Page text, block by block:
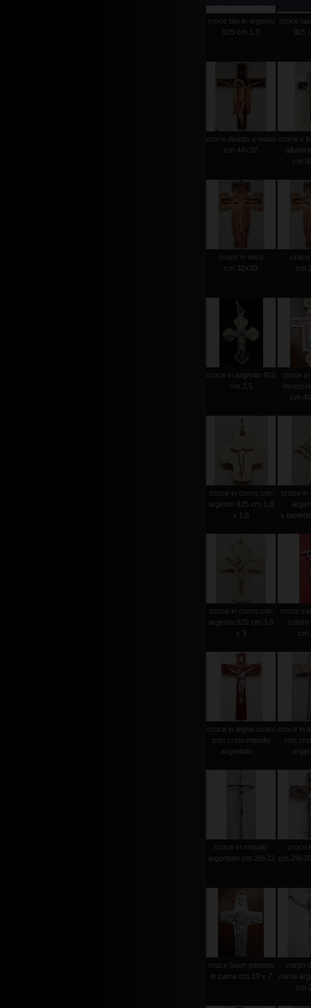
croce tau in argento
925 cm.1,0
croce
925
croce dipinta a mano
cm.44x32
croce
croce in olivo
cm.32x20
croce
croce in argento 925
cm.2,5
croce
croce in corno con
argento 925 cm.1,8
x 1,6
croce in
croce in corno con
argento 925 cm.3,9
x 3
croce
colore
croce in legno scuro
con crsto metallo
argentato ...
croce in
con
croce in metallo
argentato cm.28x12
croce
croce buon pastore
in zama cm.10 x 7
corpo
zama